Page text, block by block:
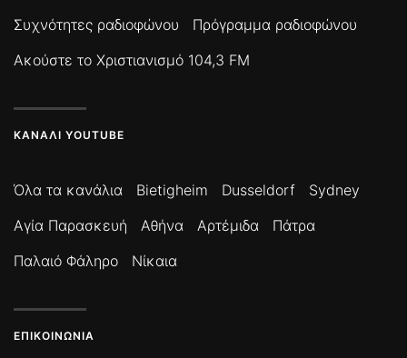
Συχνότητες ραδιοφώνου
Πρόγραμμα ραδιοφώνου
Ακούστε το Χριστιανισμό 104,3 FM
ΚΑΝΆΛΙ YOUTUBE
Όλα τα κανάλια Bietigheim Dusseldorf
Sydney
Αγία Παρασκευή
Αθήνα Αρτέμιδα
Πάτρα
Παλαιό Φάληρο
Νίκαια
ΕΠΙΚΟΙΝΩΝΊΑ